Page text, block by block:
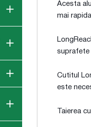
Acesta
mai
suprafete
Cutitul
este
Taierea